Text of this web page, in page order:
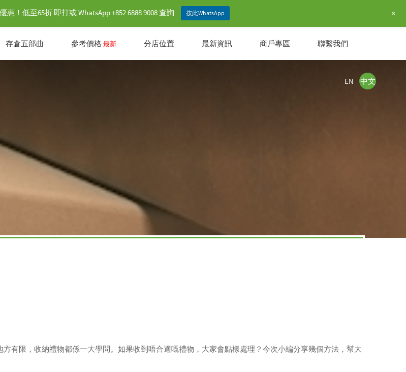
存倉五部曲 參考價格 最新 分店位置 最新資訊 商戶專區 聯繫我們
中文
EN
有限，收納禮物都係一大學問。如果收到唔合適嘅禮物，大家會點樣處理？今次小編分享幾個方法，幫大
！低至65折 即打或 WhatsApp +852 6888 9008 查詢 按此WhatsApp +